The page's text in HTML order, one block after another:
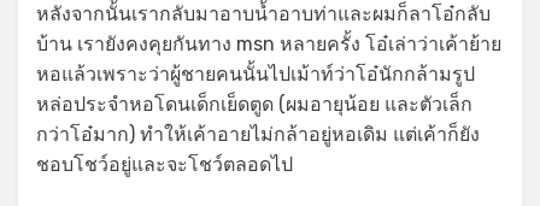
หลังจากนั้นเรากลับมาอาบน้ำอาบท่าและผมก็ลาโอ๋กลับ
บ้าน เรายังคงคุยกันทาง msn หลายครั้ง โอ๋เล่าว่าเค้าย้าย
หอแล้วเพราะว่าผู้ชายคนนั้นไปเม้าท์ว่าโอ๋นักกล้ามรูป
หล่อประจำหอโดนเด็กเย็ดตูด (ผมอายุน้อย และตัวเล็ก
กว่าโอ๋มาก) ทำให้เค้าอายไม่กล้าอยู่หอเดิม แต่เค้าก็ยัง
ชอบโชว์อยู่และจะโชว์ตลอดไป